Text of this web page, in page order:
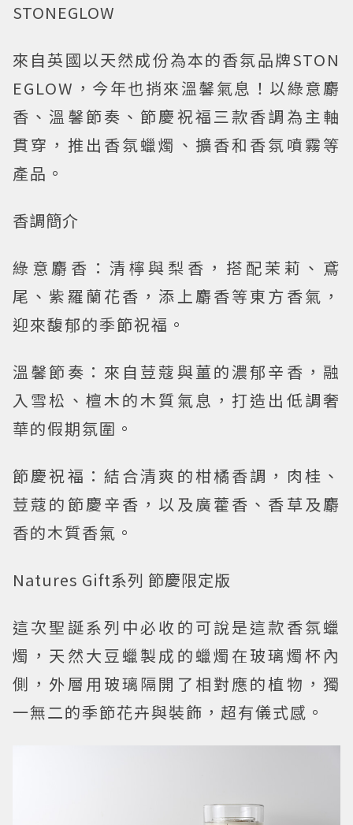
STONEGLOW
來自英國以天然成份為本的香氛品牌STON
EGLOW，今年也捎來溫馨氣息！以綠意麝
香、溫馨節奏、節慶祝福三款香調為主軸
貫穿，推出香氛蠟燭、擴香和香氛噴霧等
產品。
香調簡介
綠意麝香：清檸與梨香，搭配茉莉、鳶
尾、紫羅蘭花香，添上麝香等東方香氣，
迎來馥郁的季節祝福。
溫馨節奏：來自荳蔻與薑的濃郁辛香，融
入雪松、檀木的木質氣息，打造出低調奢
華的假期氛圍。
節慶祝福：結合清爽的柑橘香調，肉桂、
荳蔻的節慶辛香，以及廣藿香、香草及麝
香的木質香氣。
Natures Gift系列 節慶限定版
這次聖誕系列中必收的可說是這款香氛蠟
燭，天然大豆蠟製成的蠟燭在玻璃燭杯內
側，外層用玻璃隔開了相對應的植物，獨
一無二的季節花卉與裝飾，超有儀式感。